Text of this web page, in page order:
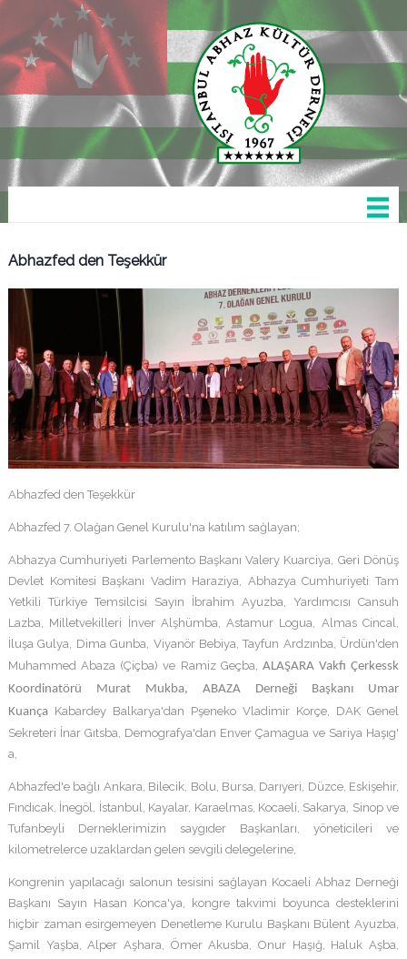
Abhazfed den Teşekkür
Abhazfed den Teşekkür
Abhazfed 7. Olağan Genel Kurulu'na katılım sağlayan;
Abhazya Cumhuriyeti Parlemento Başkanı Valery Kuarciya, Geri Dönüş
Devlet Komitesi Başkanı Vadim Haraziya, Abhazya Cumhuriyeti Tam
Yetkili Türkiye Temsilcisi Sayın İbrahim Ayuzba, Yardımcısı Cansuh
Lazba, Milletvekilleri İnver Alşhümba, Astamur Logua, Almas Cincal,
İluşa Gulya, Dima Gunba, Viyanör Bebiya, Tayfun Ardzınba, Ürdün'den
Muhammed Abaza (Çiçba) ve Ramiz Geçba, ALAŞARA Vakfı Çerkessk
Koordinatörü Murat Mukba, ABAZA Derneği Başkanı Umar
Kuança Kabardey Balkarya'dan Pşeneko Vladimir Korçe, DAK Genel
Sekreteri İnar Gıtsba, Demografya'dan Enver Çamagua ve Sariya Haşıg'
a,
Abhazfed'e bağlı Ankara, Bilecik, Bolu, Bursa, Darıyeri, Düzce, Eskişehir,
Fındıcak, İnegöl, İstanbul, Kayalar, Karaelmas, Kocaeli, Sakarya, Sinop ve
Tufanbeyli Derneklerimizin saygıder Başkanları, yöneticileri ve
kilometrelerce uzaklardan gelen sevgili delegelerine,
Kongrenin yapılacağı salonun tesisini sağlayan Kocaeli Abhaz Derneği
Başkanı Sayın Hasan Konca'ya, kongre takvimi boyunca desteklerini
hiçbir zaman esirgemeyen Denetleme Kurulu Başkanı Bülent Ayuzba,
Şamil Yaşba, Alper Aşhara, Ömer Akusba, Onur Haşığ, Haluk Aşba,